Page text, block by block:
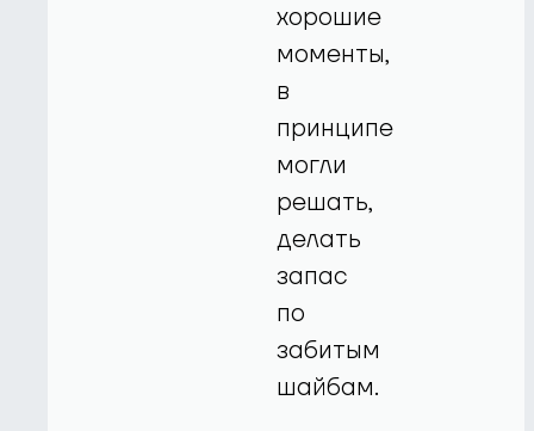
хорошие
моменты,
в
принципе
могли
решать,
делать
запас
по
забитым
шайбам.